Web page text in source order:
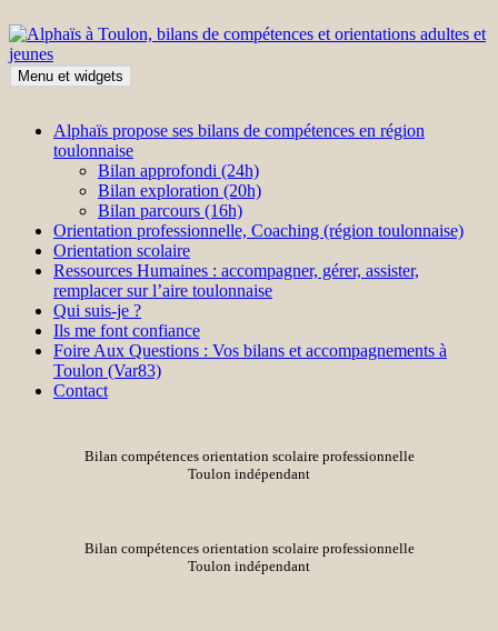
au
contenu
Alphaïs à Toulon, bilans de compétences et orientations adultes et
Accompagne votre réussite
Menu et widgets
Alphaïs propose ses bilans de compétences en région
toulonnaise
Bilan approfondi (24h)
Bilan exploration (20h)
Bilan parcours (16h)
Orientation professionnelle, Coaching (région toulonnaise)
Orientation scolaire
Ressources Humaines : accompagner, gérer, assister,
remplacer sur l’aire toulonnaise
Qui suis-je ?
Ils me font confiance
Foire Aux Questions : Vos bilans et accompagnements à
Toulon (Var83)
Contact
Bilan compétences orientation scolaire professionnelle
Toulon indépendant
Bilan compétences orientation scolaire professionnelle
Toulon indépendant